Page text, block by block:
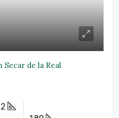
Secar de la Real